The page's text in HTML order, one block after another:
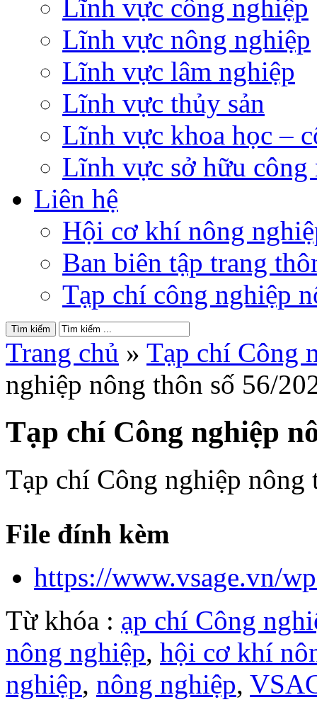
Lĩnh vực công nghiệp
Lĩnh vực nông nghiệp
Lĩnh vực lâm nghiệp
Lĩnh vực thủy sản
Lĩnh vực khoa học –
Lĩnh vực sở hữu công
Liên hệ
Hội cơ khí nông
Ban biên tập trang
Tạp chí công nghiệp
Trang chủ » Tạp chí Công
nghiệp nông thôn số 56/
Tạp chí Công nghiệp
Tạp chí Công nghiệp nông
File đính kèm
https://www.vsage.vn/
Từ khóa : ạp chí Công
nông nghiệp, hội cơ khí
nghiệp, nông nghiệp,